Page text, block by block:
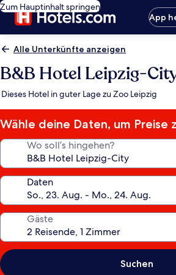
Zum Hauptinhalt springen
App
Alle Unterkünfte anzeigen
B&B Hotel Leipzig-
Dieses Hotel in guter Lage zu Zoo Leipzig
Wähle deine Daten, um Preise
Wo soll’s hingehen?
Daten
Gäste
Suchen